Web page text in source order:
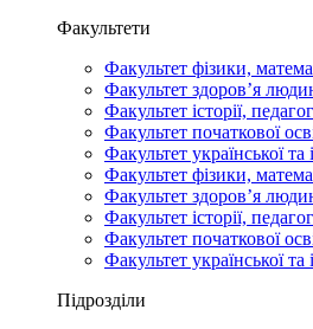
Факультети
Факультет фізики,
Факультет здоров’я
Факультет історії,
Факультет початкової
Факультет української та
Факультет фізики,
Факультет здоров’я
Факультет історії,
Факультет початкової
Факультет української та
Підрозділи